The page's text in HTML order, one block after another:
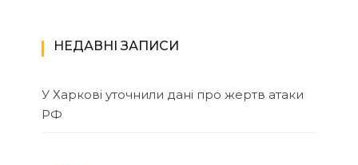
НЕДАВНІ ЗАПИСИ
У Харкові уточнили дані про жертв атаки
РФ